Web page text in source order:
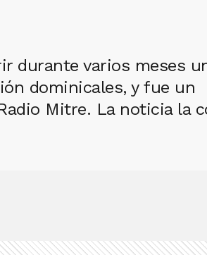
durante varios meses
dominicales, y fue un
Mitre. La noticia la